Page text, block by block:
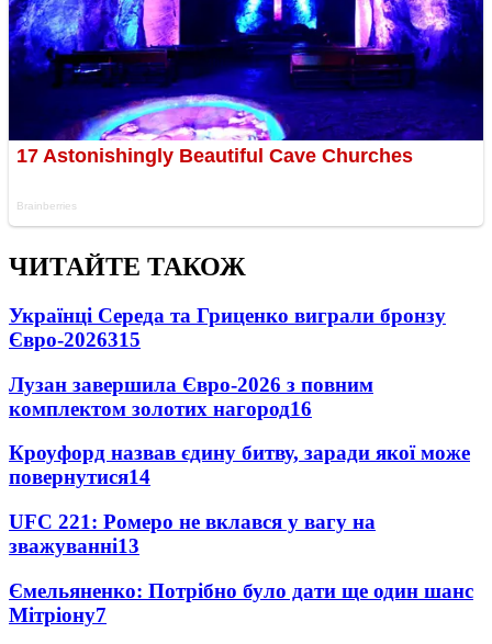
ЧИТАЙТЕ ТАКОЖ
Українці Середа та Гриценко виграли бронзу
Євро-2026315
Лузан завершила Євро-2026 з повним
комплектом золотих нагород16
Кроуфорд назвав єдину битву, заради якої може
повернутися14
UFC 221: Ромеро не вклався у вагу на
зважуванні13
Ємельяненко: Потрібно було дати ще один шанс
Мітріону7